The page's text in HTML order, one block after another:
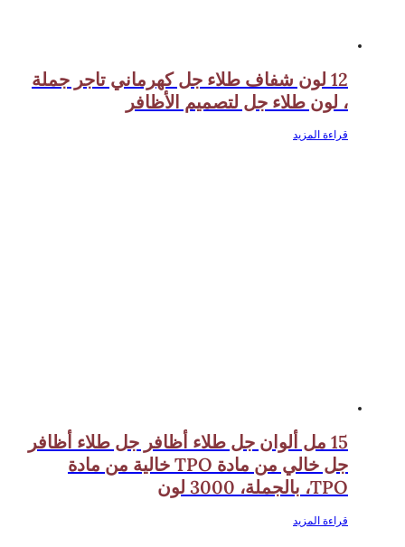
12 لون شفاف طلاء جل كهرماني تاجر جملة
، لون طلاء جل لتصميم الأظافر
قراءة المزيد
15 مل ألوان جل طلاء أظافر جل طلاء أظافر
جل خالي من مادة TPO خالية من مادة
TPO، بالجملة، 3000 لون
قراءة المزيد